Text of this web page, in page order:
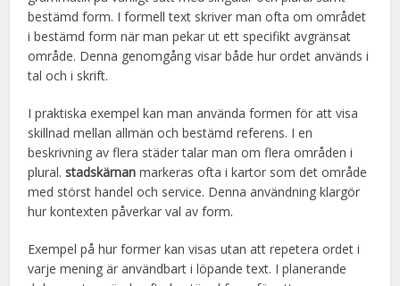
bestämd form. I formell text skriver man ofta om området
i bestämd form när man pekar ut ett specifikt avgränsat
område. Denna genomgång visar både hur ordet används i
tal och i skrift.
I praktiska exempel kan man använda formen för att visa
skillnad mellan allmän och bestämd referens. I en
beskrivning av flera städer talar man om flera områden i
plural.stadskärnan markeras ofta i kartor som det område
med störst handel och service. Denna användning klargör
hur kontexten påverkar val av form.
Exempel på hur former kan visas utan att repetera ordet i
varje mening är användbart i löpande text. I planerande